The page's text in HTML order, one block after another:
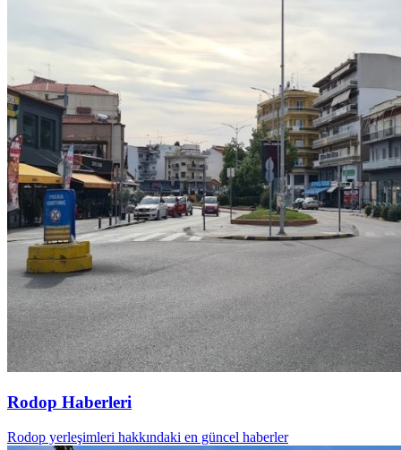
Rodop Haberleri
Rodop yerleşimleri hakkındaki en güncel haberler